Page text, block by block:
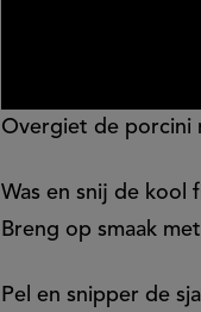
Overgiet de porcini
Was en snij de kool
Breng op smaak
Pel en snipper de